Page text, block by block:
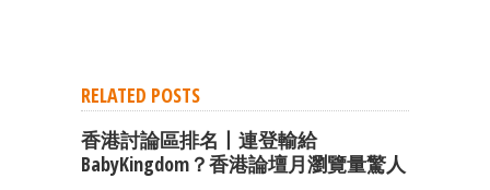
RELATED POSTS
香港討論區排名丨連登輸給
BabyKingdom？香港論壇月瀏覽量驚人